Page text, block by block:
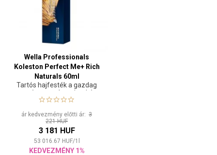
Wella Professionals
Koleston Perfect Me+ Rich
Naturals 60ml
Tartós hajfesték a gazdag
természetes árnyalatokért
ár kedvezmény előtti ár: 3
221 HUF
3 181 HUF
53 016.67 HUF/1
KEDVEZMÉNY 1%